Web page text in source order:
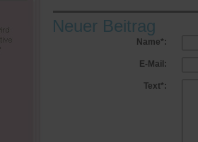
Neuer Beitrag
Name*:
E-Mail:
Text*: